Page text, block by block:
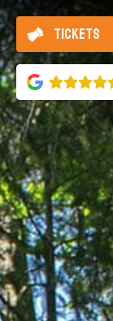
TICKETS